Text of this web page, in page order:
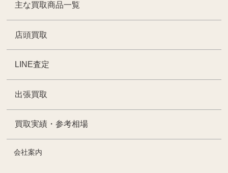
主な買取商品一覧
店頭買取
LINE査定
出張買取
買取実績・参考相場
会社案内